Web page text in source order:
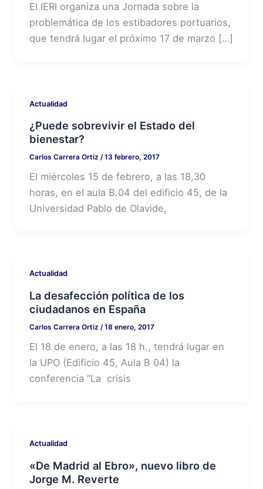
El IERI organiza una Jornada sobre la
problemática de los estibadores portuarios,
que tendrá lugar el próximo 17 de marzo […]
Actualidad
¿Puede sobrevivir el Estado del
bienestar?
Carlos Carrera Ortiz /13 febrero, 2017
El miércoles 15 de febrero, a las 18,30
horas, en el aula B.04 del edificio 45, de la
Universidad Pablo de Olavide,
Actualidad
La desafección política de los
ciudadanos en España
Carlos Carrera Ortiz /18 enero, 2017
El 18 de enero, a las 18 h., tendrá lugar en
la UPO (Edificio 45, Aula B 04) la
conferencia “La crisis
Actualidad
«De Madrid al Ebro», nuevo libro de
Jorge M. Reverte